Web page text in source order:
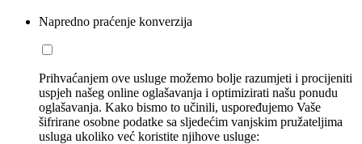
Napredno praćenje konverzija
Prihvaćanjem ove usluge možemo bolje razumjeti i procijeniti
uspjeh našeg online oglašavanja i optimizirati našu ponudu
oglašavanja. Kako bismo to učinili, uspoređujemo Vaše
šifrirane osobne podatke sa sljedećim vanjskim pružateljima
usluga ukoliko već koristite njihove usluge: